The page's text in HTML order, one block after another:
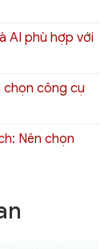
AI phù hợp với
chọn công cụ
Nên chọn